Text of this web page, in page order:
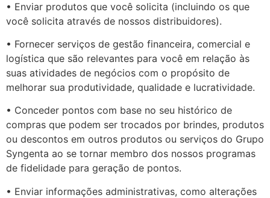
• Enviar produtos que você solicita (incluindo os que
você solicita através de nossos distribuidores).
• Fornecer serviços de gestão financeira, comercial e
logística que são relevantes para você em relação às
suas atividades de negócios com o propósito de
melhorar sua produtividade, qualidade e lucratividade.
• Conceder pontos com base no seu histórico de
compras que podem ser trocados por brindes, produtos
ou descontos em outros produtos ou serviços do Grupo
Syngenta ao se tornar membro dos nossos programas
de fidelidade para geração de pontos.
• Enviar informações administrativas, como alterações